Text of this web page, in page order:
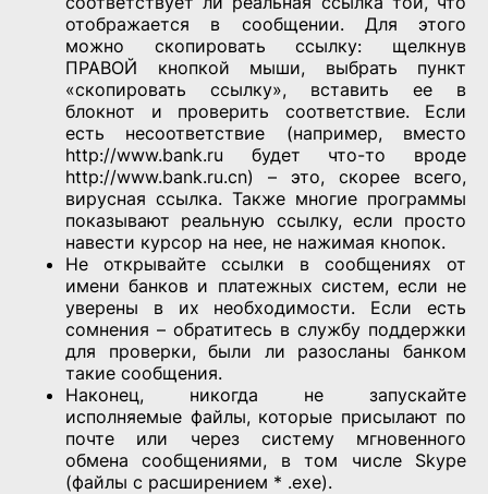
отображается в сообщении. Для этого
можно скопировать ссылку: щелкнув
ПРАВОЙ кнопкой мыши, выбрать пункт
«скопировать ссылку», вставить ее в
блокнот и проверить соответствие. Если
есть несоответствие (например, вместо
http://www.bank.ru будет что-то вроде
http://www.bank.ru.cn) – это, скорее всего,
вирусная ссылка. Также многие программы
показывают реальную ссылку, если просто
навести курсор на нее, не нажимая кнопок.
Не открывайте ссылки в сообщениях от
имени банков и платежных систем, если не
уверены в их необходимости. Если есть
сомнения – обратитесь в службу поддержки
для проверки, были ли разосланы банком
такие сообщения.
Наконец, никогда не запускайте
исполняемые файлы, которые присылают по
почте или через систему мгновенного
обмена сообщениями, в том числе Skype
(файлы с расширением * .exe).